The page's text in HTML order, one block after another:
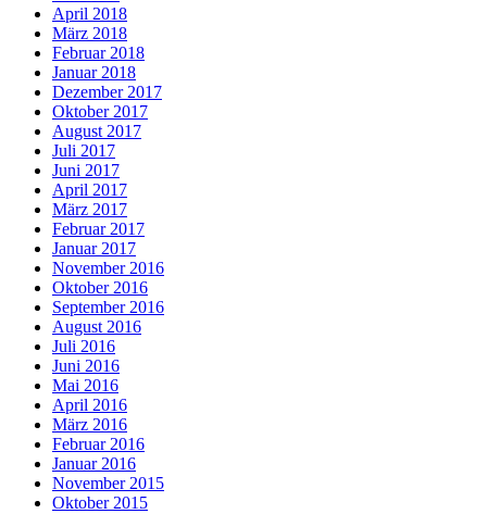
April 2018
März 2018
Februar 2018
Januar 2018
Dezember 2017
Oktober 2017
August 2017
Juli 2017
Juni 2017
April 2017
März 2017
Februar 2017
Januar 2017
November 2016
Oktober 2016
September 2016
August 2016
Juli 2016
Juni 2016
Mai 2016
April 2016
März 2016
Februar 2016
Januar 2016
November 2015
Oktober 2015